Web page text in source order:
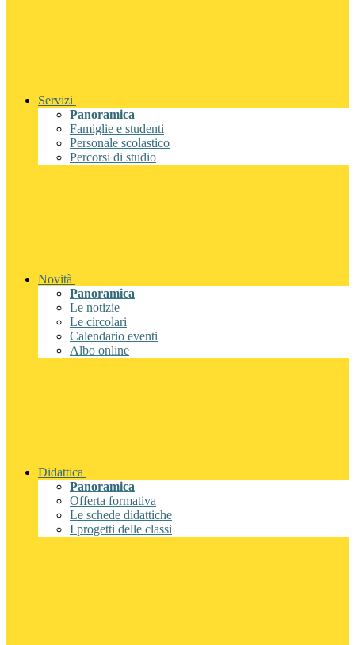
Servizi
Panoramica
Famiglie e studenti
Personale scolastico
Percorsi di studio
Novità
Panoramica
Le notizie
Le circolari
Calendario eventi
Albo online
Didattica
Panoramica
Offerta formativa
Le schede didattiche
I progetti delle classi